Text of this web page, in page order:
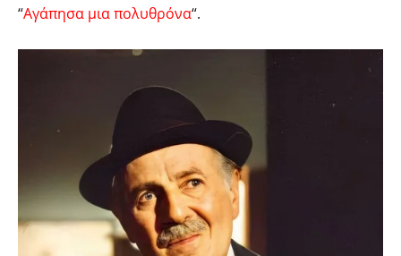
“Αγάπησα μια πολυθρόνα“.